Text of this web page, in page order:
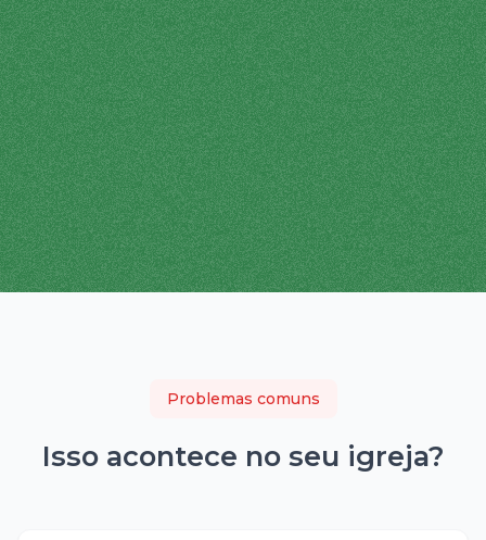
Problemas comuns
Isso acontece no seu igreja?